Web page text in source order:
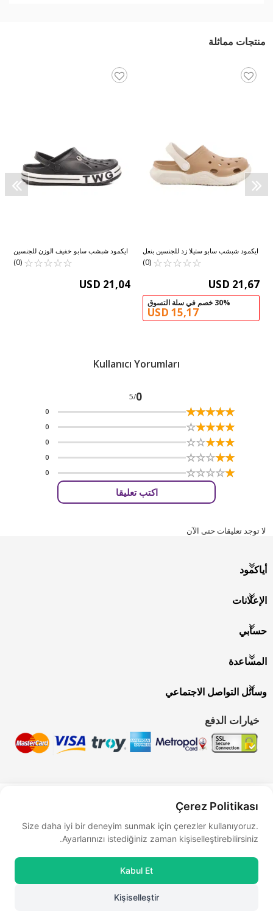
منتجات مماثلة
ايكمود شبشب سابو ستيلا زد للجنسين بنعل
إيفا خفيف من مينك ☆
☆
☆
☆
☆ ★
★
★
★
★
(0)
USD 21,67
30% خصم في سلة التسوق
USD 15,17
ايكمود شبشب سابو خفيف الوزن للجنسين
من إيفا باللون الأسود TWG-216 G
☆
☆
☆
☆
☆ ★
★
★
★
★
(0)
USD 21,04
Kullanıcı Yorumları
0
/5
☆
☆
☆
☆
☆ ★
★
★
★
★
0
☆
☆
☆
☆
☆ ★
★
★
★
★
0
☆
☆
☆
☆
☆ ★
★
★
★
★
0
☆
☆
☆
☆
☆ ★
★
★
★
★
0
☆
☆
☆
☆
☆ ★
★
★
★
★
0
اكتب تعليقا
لا توجد تعليقات حتى الآن
أياكمود
الإعلانات
حسابي
المساعدة
وسائل التواصل الاجتماعي
خيارات الدفع
Çerez Politikası
Size daha iyi bir deneyim sunmak için çerezler kullanıyoruz.
Ayarlarınızı istediğiniz zaman kişiselleştirebilirsiniz.
Kabul Et
Kişiselleştir